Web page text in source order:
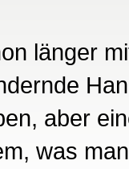
länger
aber
was